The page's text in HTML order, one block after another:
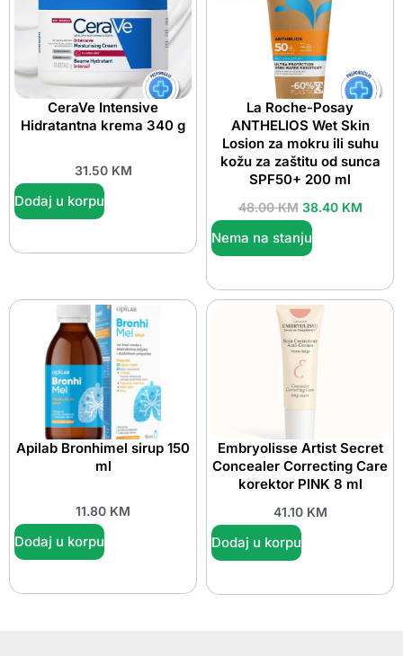
CeraVe Intensive
Hidratantna krema 340 g
31.50 KM
Dodaj u korpu
La Roche-Posay
ANTHELIOS Wet Skin
Losion za mokru ili suhu
kožu za zaštitu od sunca
SPF50+ 200 ml
48.00KM 38.40 KM
Nema na stanju
Apilab Bronhimel sirup 150
ml
11.80 KM
Dodaj u korpu
Embryolisse Artist Secret
Concealer Correcting Care
korektor PINK 8 ml
41.10 KM
Dodaj u korpu